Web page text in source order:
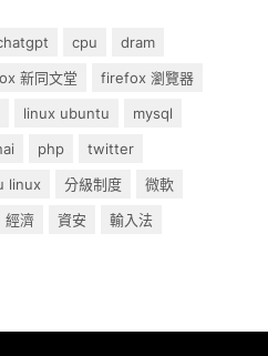
cpu
dram
新同文堂
firefox 瀏覽器
linux ubuntu
mysql
php
twitter
linux 分級制度
微軟
經濟 資安 輸入法